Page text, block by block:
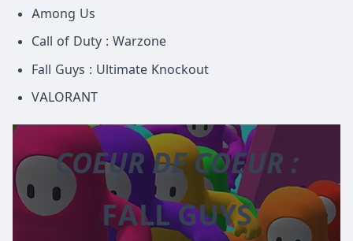
Among Us
Call of Duty : Warzone
Fall Guys : Ultimate Knockout
VALORANT
COEUR DE COEUR :
FALL GUYS